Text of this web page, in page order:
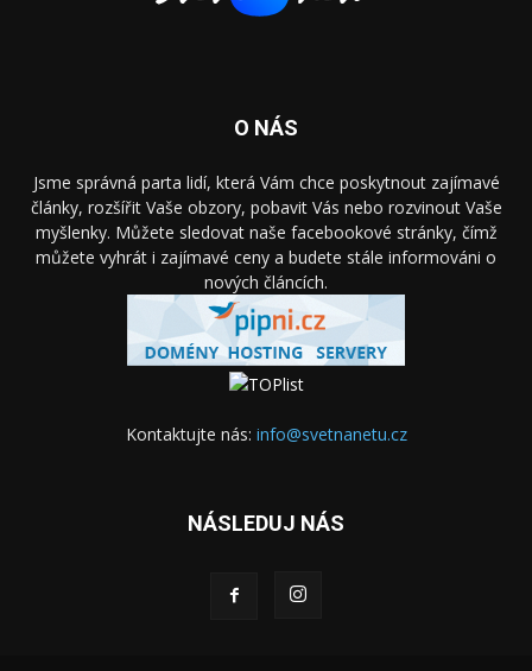
O NÁS
Jsme správná parta lidí, která Vám chce poskytnout zajímavé
články, rozšířit Vaše obzory, pobavit Vás nebo rozvinout Vaše
myšlenky. Můžete sledovat naše facebookové stránky, čímž
můžete vyhrát i zajímavé ceny a budete stále informováni o
nových článcích.
Kontaktujte nás: info@svetnanetu.cz
NÁSLEDUJ NÁS